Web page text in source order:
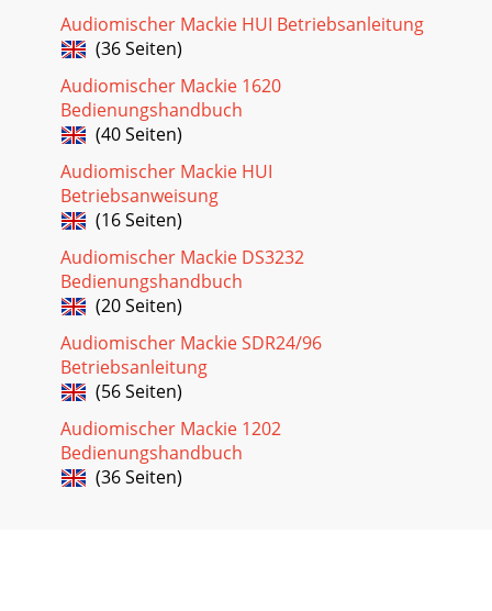
Audiomischer Mackie HUI Betriebsanleitung
(36 Seiten)
Audiomischer Mackie 1620
Bedienungshandbuch
(40 Seiten)
Audiomischer Mackie HUI
Betriebsanweisung
(16 Seiten)
Audiomischer Mackie DS3232
Bedienungshandbuch
(20 Seiten)
Audiomischer Mackie SDR24/96
Betriebsanleitung
(56 Seiten)
Audiomischer Mackie 1202
Bedienungshandbuch
(36 Seiten)